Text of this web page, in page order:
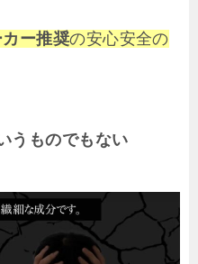
ー推奨の安心安全の
うものでもない